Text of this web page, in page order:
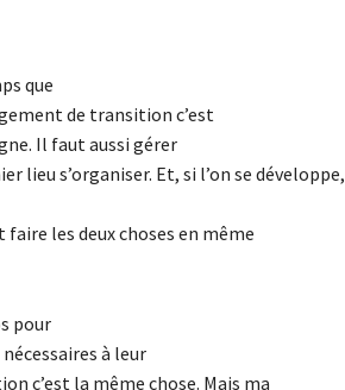
que
de transition c’est
Il faut aussi gérer
s’organiser. Et, si l’on se développe,
les deux choses en même
pour
à leur
c’est la même chose. Mais ma